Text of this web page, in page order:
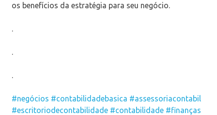
os benefícios da estratégia para seu negócio.
.
.
.
#negócios #contabilidadebasica #assessoriacontabil
#escritoriodecontabilidade #contabilidade #finanças